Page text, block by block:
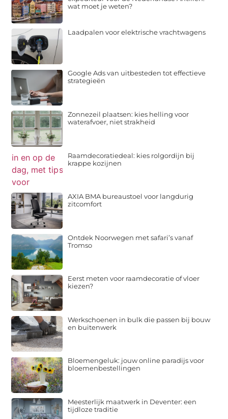
wat moet je weten?
Laadpalen voor elektrische vrachtwagens
Google Ads van uitbesteden tot effectieve
strategieën
Zonnezeil plaatsen: kies helling voor
waterafvoer, niet strakheid
Raamdecoratiedeal: kies rolgordijn bij
krappe kozijnen
AXIA BMA bureaustoel voor langdurig
zitcomfort
Ontdek Noorwegen met safari’s vanaf
Tromso
Eerst meten voor raamdecoratie of vloer
kiezen?
Werkschoenen in bulk die passen bij bouw
en buitenwerk
Bloemengeluk: jouw online paradijs voor
bloemenbestellingen
Meesterlijk maatwerk in Deventer: een
tijdloze traditie